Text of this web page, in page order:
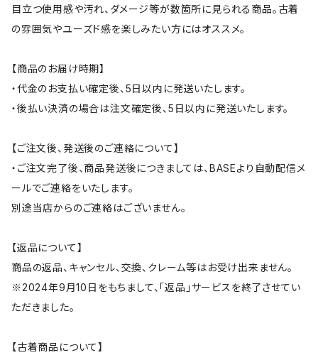
目立つ使用感や汚れ、ダメージ等が数箇所に見られる商品。古着
の雰囲気やユーズド感を楽しみたい方にはオススメ。
【商品のお届け時期】
・代金のお支払い確定後、5日以内に発送いたします。
・後払い決済の場合は注文確定後、5日以内に発送いたします。
【ご注文後、発送後のご連絡について】
・ご注文完了後、商品発送後につきましては、BASEより自動配信メ
ールでご連絡をいたします。
別途当店からのご連絡はございません。
【返品について】
商品の返品、キャンセル、交換、クレーム等はお受け出来ません。
※2024年9月10日をもちまして、「返品」サービスを終了させてい
ただきました。
【古着商品について】